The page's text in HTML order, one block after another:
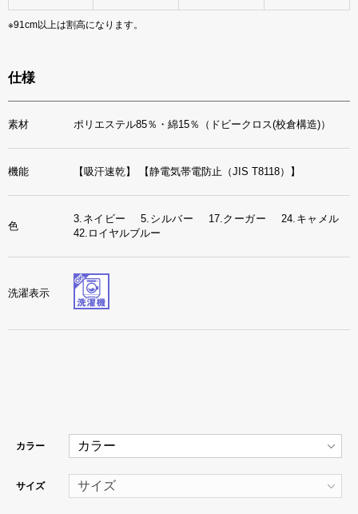
※91cm以上は割高になります。
仕様
素材 ポリエステル85％・綿15％（ドビークロス(校倉構造)）
機能 【吸汗速乾】 【静電気帯電防止（JIS T8118）】
色
3.ネイビー 5.シルバー 17.クーガー 24.キャメル
42.ロイヤルブルー
洗濯表示
カラー
サイズ